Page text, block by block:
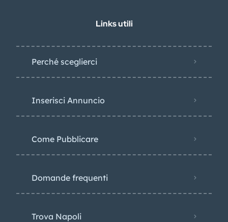
Links utili
Perché sceglierci
Inserisci Annuncio
Come Pubblicare
Domande frequenti
Trova Napoli